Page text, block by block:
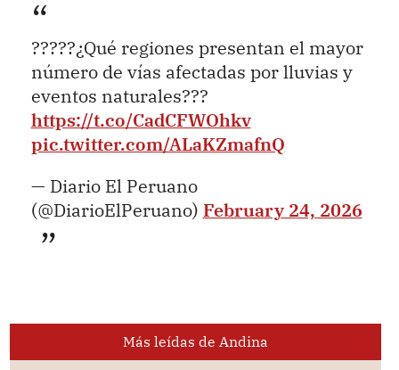
?????¿Qué regiones presentan el mayor
número de vías afectadas por lluvias y
eventos naturales???
https://t.co/CadCFWOhkv
pic.twitter.com/ALaKZmafnQ
— Diario El Peruano
(@DiarioElPeruano) February 24, 2026
Más leídas de Andina